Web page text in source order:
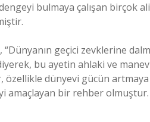
bulmaya çalışan birçok
geçici zevklerine
bu ayetin ahlaki ve
dünyevi gücün artmaya
amaçlayan bir rehber olmuştur.